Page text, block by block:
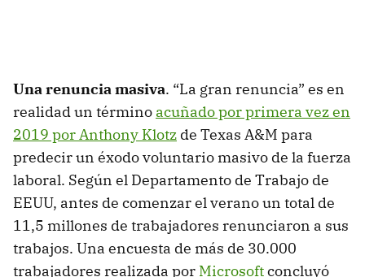
Una renuncia masiva. “La gran renuncia” es en
realidad un término acuñado por primera vez en
2019 por Anthony Klotz de Texas A&M para
predecir un éxodo voluntario masivo de la fuerza
laboral. Según el Departamento de Trabajo de
EEUU, antes de comenzar el verano un total de
11,5 millones de trabajadores renunciaron a sus
trabajos. Una encuesta de más de 30.000
trabajadores realizada por Microsoftconcluyó